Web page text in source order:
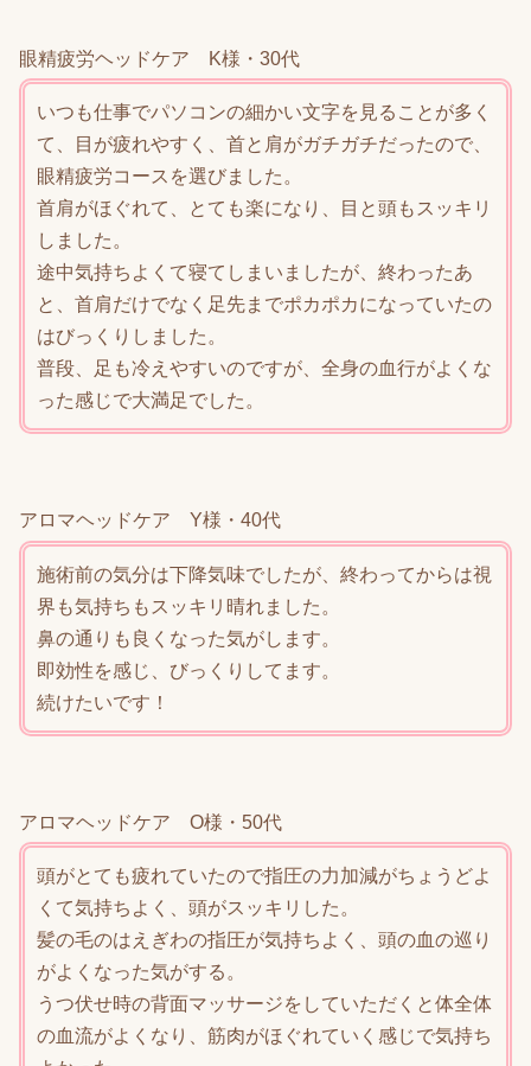
眼精疲労ヘッドケア K様・30代
いつも仕事でパソコンの細かい文字を見ることが多く
て、目が疲れやすく、首と肩がガチガチだったので、
眼精疲労コースを選びました。
首肩がほぐれて、とても楽になり、目と頭もスッキリ
しました。
途中気持ちよくて寝てしまいましたが、終わったあ
と、首肩だけでなく足先までポカポカになっていたの
はびっくりしました。
普段、足も冷えやすいのですが、全身の血行がよくな
った感じで大満足でした。
アロマヘッドケア Y様・40代
施術前の気分は下降気味でしたが、終わってからは視
界も気持ちもスッキリ晴れました。
鼻の通りも良くなった気がします。
即効性を感じ、びっくりしてます。
続けたいです！
アロマヘッドケア O様・50代
頭がとても疲れていたので指圧の力加減がちょうどよ
くて気持ちよく、頭がスッキリした。
髪の毛のはえぎわの指圧が気持ちよく、頭の血の巡り
がよくなった気がする。
うつ伏せ時の背面マッサージをしていただくと体全体
の血流がよくなり、筋肉がほぐれていく感じで気持ち